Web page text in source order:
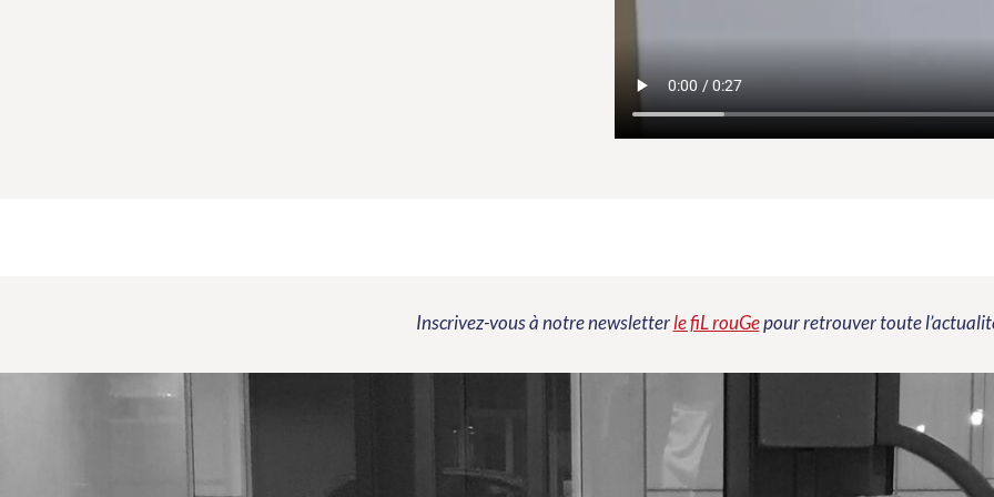
Inscrivez-vous à notre newsletterle fiL rouGepour retrouver toute